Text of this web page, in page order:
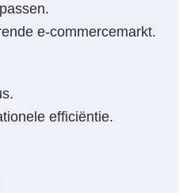
e-commercemarkt.
efficiëntie.